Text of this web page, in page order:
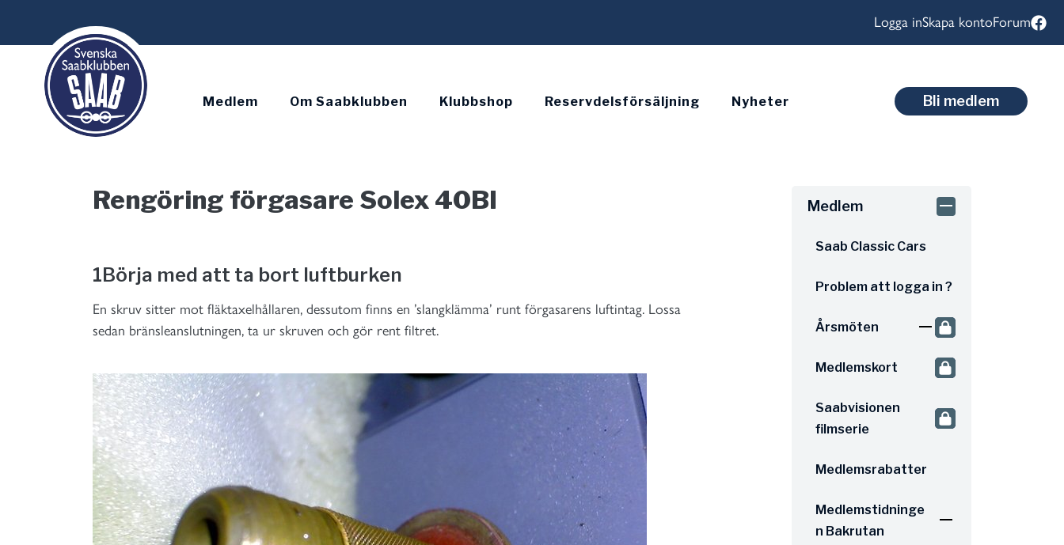
Logga inSkapa kontoForum
Medlem Om Saabklubben Klubbshop Reservdelsförsäljning Nyheter Bli medlem
Rengöring förgasare Solex 40BI
1Börja med att ta bort luftburken
En skruv sitter mot fläktaxelhållaren, dessutom finns en ’slangklämma’ runt förgasarens luftintag. Lossa
sedan bränsleanslutningen, ta ur skruven och gör rent filtret.
Medlem
Saab Classic Cars
Problem att logga in ?
Årsmöten
Medlemskort
Saabvisionen
filmserie
Medlemsrabatter
Medlemstidninge
n Bakrutan